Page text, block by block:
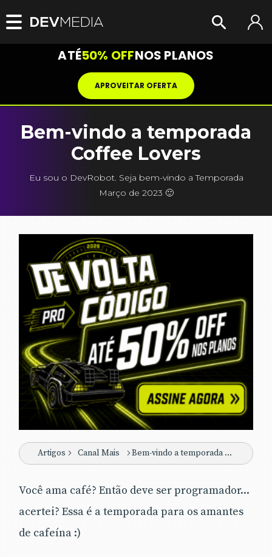
ATÉ50% OFFNOS PLANOS
APROVEITAR OFERTA
Bem-vindo a temporada
Coffee Lovers
Eu sou o DevRobot. Seja bem-vindo a Temporada
Março de 2023 🙂
Artigos Canal Mais Bem-vindo a temporada Coffee Lovers
Você ama café? Então deve ser programador...
acertei? Essa é a temporada para os amantes
de cafeína :)